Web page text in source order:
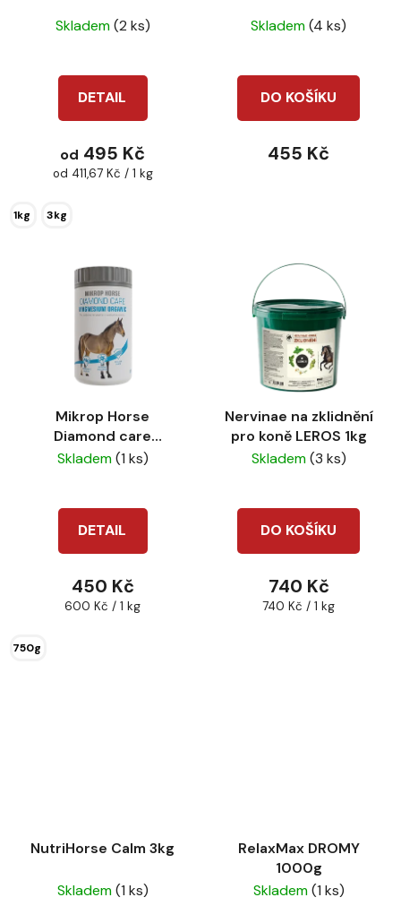
Skladem(2 ks)
DETAIL
od 495 Kč
Měrná
od 411,67 Kč / 1 kg
1kg 3kg
Skladem(4 ks)
DO KOŠÍKU
455 Kč
Mikrop Horse
Diamond care
Magnesium Organic
Skladem(1 ks)
DETAIL
450 Kč
Měrná
600 Kč / 1 kg
750g
Nervinae na zklidnění
pro koně LEROS 1kg
Skladem(3 ks)
DO KOŠÍKU
740 Kč
Měrná
740 Kč / 1 kg
NutriHorse Calm 3kg
Skladem(1 ks)
RelaxMax DROMY
1000g
Skladem(1 ks)